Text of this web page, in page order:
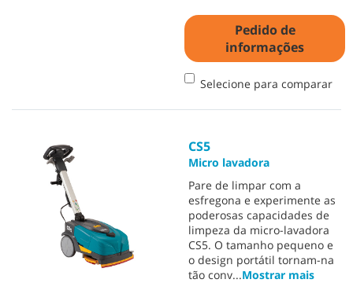
Pedido de
informações
Selecione para comparar
CS5
Micro lavadora
Pare de limpar com a
esfregona e experimente as
poderosas capacidades de
limpeza da micro-lavadora
CS5. O tamanho pequeno e
o design portátil tornam-na
tão conv...Mostrar mais